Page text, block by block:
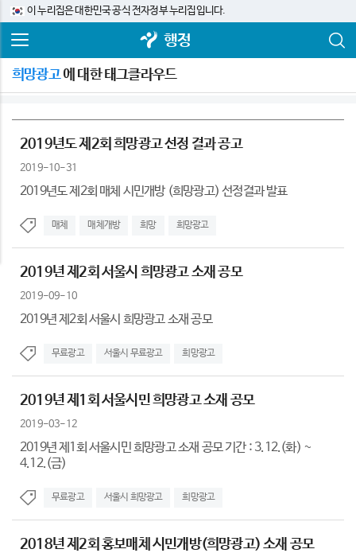
이 누리집은 대한민국 공식 전자정부 누리집입니다.
행정
희망광고에 대한 태그클라우드
2019년도 제2회 희망광고 선정 결과 공고
2019-10-31
2019년도 제2회 매체 시민개방 (희망광고) 선정결과 발표
매체 매체개방 희망 희망광고
2019년 제2회 서울시 희망광고 소재 공모
2019-09-10
2019년 제2회 서울시 희망광고 소재 공모
무료광고 서울시 무료광고 희망광고
2019년 제1회 서울시민 희망광고 소재 공모
2019-03-12
2019년 제1회 서울시민 희망광고 소재 공모 기간 : 3.12.(화) ~
4.12.(금)
무료광고 서울시 희망광고 희망광고
2018년 제2회 홍보매체 시민개방(희망광고) 소재 공모